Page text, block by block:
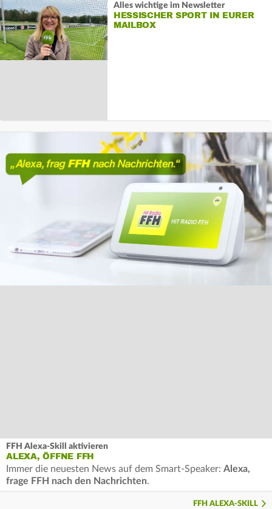
Alles wichtige im Newsletter
HESSISCHER SPORT IN EURER
MAILBOX
FFH Alexa-Skill aktivieren
ALEXA, ÖFFNE FFH
Immer die neuesten News auf dem Smart-Speaker: Alexa,
frage FFH nach den Nachrichten.
FFH ALEXA-SKILL